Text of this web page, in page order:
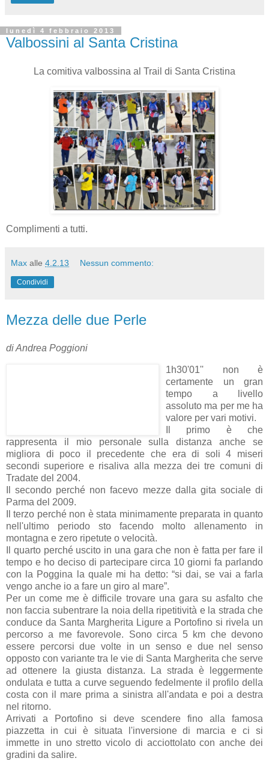
lunedì 4 febbraio 2013
Valbossini al Santa Cristina
La comitiva valbossina al Trail di Santa Cristina
Complimenti a tutti.
Max alle 4.2.13 Nessun commento:
Condividi
Mezza delle due Perle
di Andrea Poggioni
1h30'01'' non è
certamente un gran
tempo a livello
assoluto ma per me ha
valore per vari motivi.
Il primo è che
rappresenta il mio personale sulla distanza anche se
migliora di poco il precedente che era di soli 4 miseri
secondi superiore e risaliva alla mezza dei tre comuni di
Tradate del 2004.
Il secondo perché non facevo mezze dalla gita sociale di
Parma del 2009.
Il terzo perché non è stata minimamente preparata in quanto
nell'ultimo periodo sto facendo molto allenamento in
montagna e zero ripetute o velocità.
Il quarto perché uscito in una gara che non è fatta per fare il
tempo e ho deciso di partecipare circa 10 giorni fa parlando
con la Poggina la quale mi ha detto: “si dai, se vai a farla
vengo anche io a fare un giro al mare”.
Per un come me è difficile trovare una gara su asfalto che
non faccia subentrare la noia della ripetitività e la strada che
conduce da Santa Margherita Ligure a Portofino si rivela un
percorso a me favorevole. Sono circa 5 km che devono
essere percorsi due volte in un senso e due nel senso
opposto con variante tra le vie di Santa Margherita che serve
ad ottenere la giusta distanza. La strada è leggermente
ondulata e tutta a curve seguendo fedelmente il profilo della
costa con il mare prima a sinistra all'andata e poi a destra
nel ritorno.
Arrivati a Portofino si deve scendere fino alla famosa
piazzetta in cui è situata l'inversione di marcia e ci si
immette in uno stretto vicolo di acciottolato con anche dei
gradini da salire.